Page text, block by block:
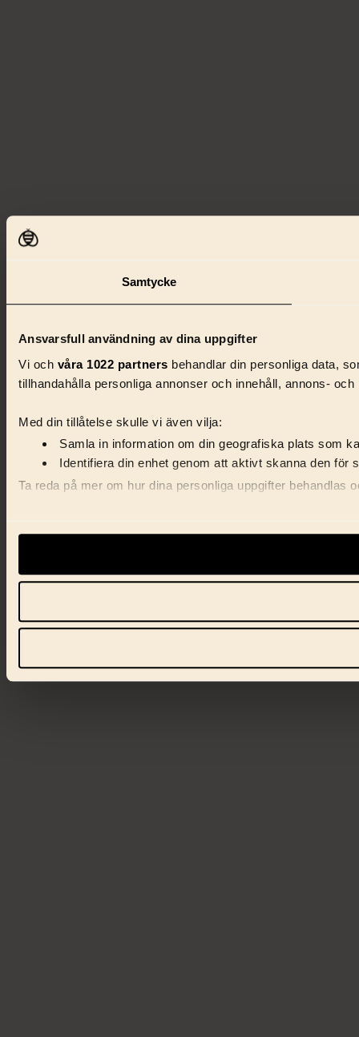
Samtycke
Ansvarsfull användning av dina uppgifter
Vi och våra 1022 partners behandlar din personliga data,
tillhandahålla personliga annonser och innehåll, annons-
Med din tillåtelse skulle vi även vilja:
Samla in information om din geografiska plats som
Identifiera din enhet genom att aktivt skanna den
Ta reda på mer om hur dina personliga uppgifter behandlas